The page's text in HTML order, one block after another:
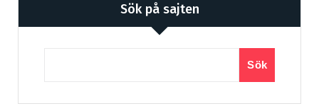
Sök på sajten
Sök